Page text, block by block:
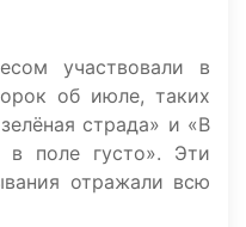
участвовали в
об июле, таких
страда» и «В
поле густо». Эти
отражали всю